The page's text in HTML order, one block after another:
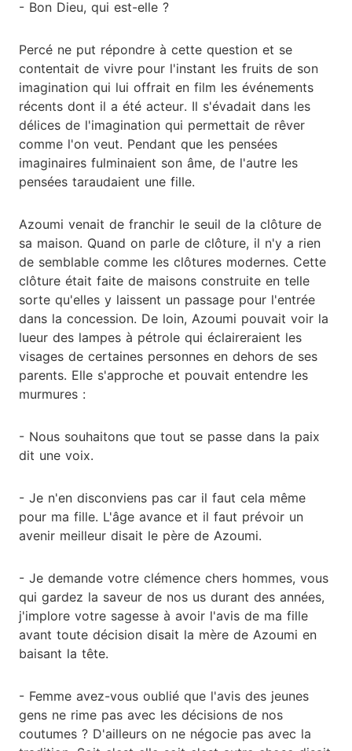
- Bon Dieu, qui est-elle ?
Percé ne put répondre à cette question et se
contentait de vivre pour l'instant les fruits de son
imagination qui lui offrait en film les événements
récents dont il a été acteur. Il s'évadait dans les
délices de l'imagination qui permettait de rêver
comme l'on veut. Pendant que les pensées
imaginaires fulminaient son âme, de l'autre les
pensées taraudaient une fille.
Azoumi venait de franchir le seuil de la clôture de
sa maison. Quand on parle de clôture, il n'y a rien
de semblable comme les clôtures modernes. Cette
clôture était faite de maisons construite en telle
sorte qu'elles y laissent un passage pour l'entrée
dans la concession. De loin, Azoumi pouvait voir la
lueur des lampes à pétrole qui éclaireraient les
visages de certaines personnes en dehors de ses
parents. Elle s'approche et pouvait entendre les
murmures :
- Nous souhaitons que tout se passe dans la paix
dit une voix.
- Je n'en disconviens pas car il faut cela même
pour ma fille. L'âge avance et il faut prévoir un
avenir meilleur disait le père de Azoumi.
- Je demande votre clémence chers hommes, vous
qui gardez la saveur de nos us durant des années,
j'implore votre sagesse à avoir l'avis de ma fille
avant toute décision disait la mère de Azoumi en
baisant la tête.
- Femme avez-vous oublié que l'avis des jeunes
gens ne rime pas avec les décisions de nos
coutumes ? D'ailleurs on ne négocie pas avec la